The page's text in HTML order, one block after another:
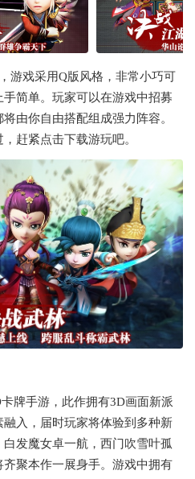
游戏采用Q版风格，非常小巧可
简单。玩家可以在游戏中招募
由你自由搭配组成强力阵容。
赶紧点击下载游玩吧。
牌手游，此作拥有3D画面新派
入，届时玩家将体验到多种新
发魔女卓一航，西门吹雪叶孤
聚本作一展身手。游戏中拥有